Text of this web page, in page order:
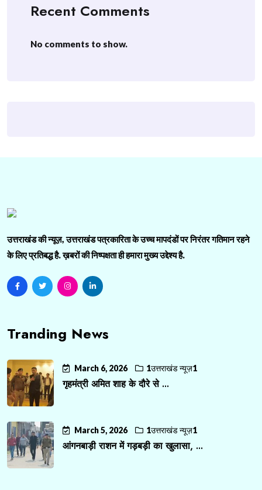
Recent Comments
No comments to show.
उत्तराखंड की न्यूज़, उत्तराखंड पत्रकारिता के उच्च मापदंडों पर निरंतर गतिमान रहने
के लिए प्रतिबद्ध है. ख़बरों की निष्पक्षता ही हमारा मुख्य उद्देश्य है.
Tranding News
March 6, 2026 1उत्तराखंड न्यूज़1
गृहमंत्री अमित शाह के दौरे से ...
March 5, 2026 1उत्तराखंड न्यूज़1
आंगनबाड़ी राशन में गड़बड़ी का खुलासा, ...